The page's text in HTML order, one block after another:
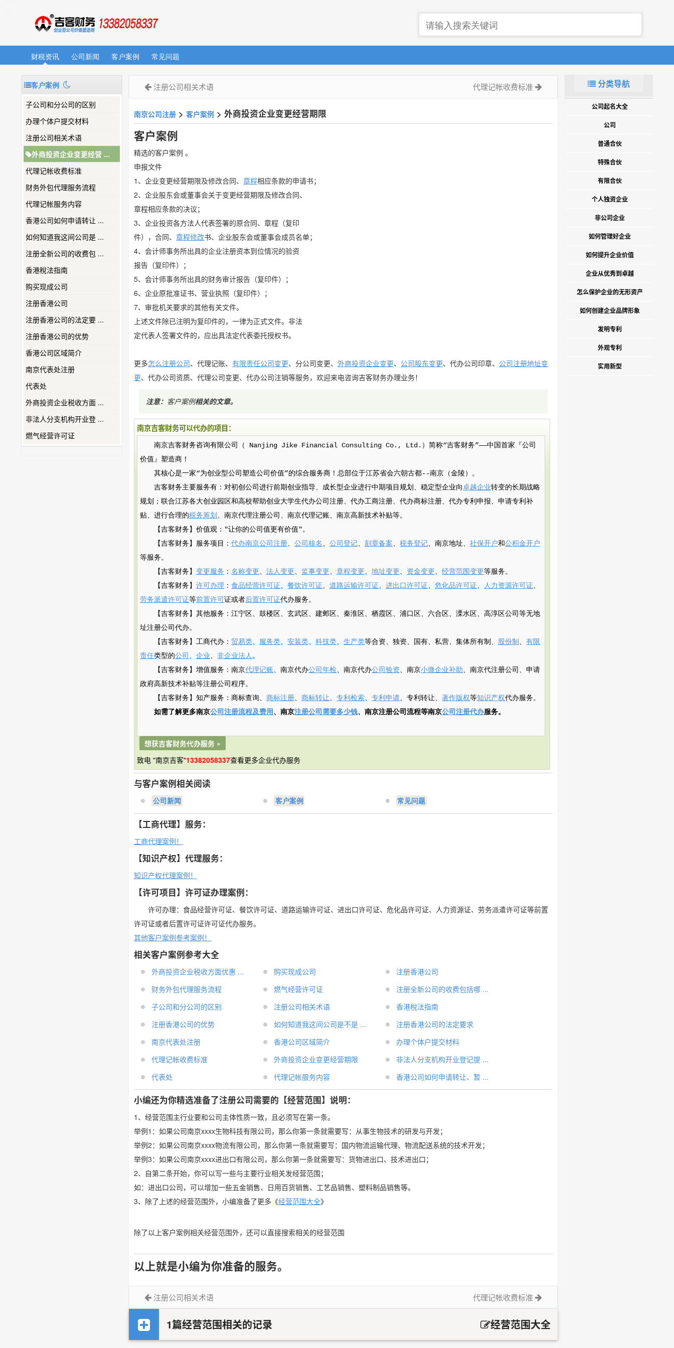
财税资讯 公司新闻 客户案例 常见问题
客户案例
子公司和分公司的区别
办理个体户提交材料
注册公司相关术语
外商投资企业变更经营 ...
代理记帐收费标准
财务外包代理服务流程
代理记帐服务内容
香港公司如何申请转让 ...
如何知道我这间公司是 ...
注册全新公司的收费包 ...
香港稅法指南
购买现成公司
注册香港公司
注册香港公司的法定要 ...
注册香港公司的优势
香港公司区域简介
南京代表处注册
代表处
外商投资企业税收方面 ...
非法人分支机构开业登 ...
燃气经营许可证
注册公司相关术语 代理记帐收费标准
南京公司注册 > 客户案例 > 外商投资企业变更经营期限
客户案例
精选的客户案例 。
申报文件
1、企业变更经营期限及修改合同、章程相应条款的申请书；
2、企业股东会或董事会关于变更经营期限及修改合同、
章程相应条款的决议；
3、企业投资各方法人代表签署的原合同、章程（复印
件），合同、章程修改书、企业股东会或董事会成员名单；
4、会计师事务所出具的企业注册资本到位情况的验资
报告（复印件）；
5、会计师事务所出具的财务审计报告（复印件）；
6、企业原批准证书、营业执照（复印件）；
7、审批机关要求的其他有关文件。
上述文件除已注明为复印件的，一律为正式文件。非法
定代表人签署文件的，应出具法定代表委托授权书。
更多怎么注册公司、代理记账、有限责任公司变更、分公司变更、外商投资企业变更、 公司股东变更、代办公司印章、 公司注册地址变
更、代办公司资质、代理公司变更、代办公司注销等服务，欢迎来电咨询吉客财务办理业务！
注意： 客户案例相关的文章。
南京吉客财务可以代办的项目：
南京吉客财务咨询有限公司（ Nanjing Jike Financial Consulting Co., Ltd.）简称“吉客财务”——中国首家『公司
价值』塑造商！
其核心是一家“为创业型公司塑造公司价值”的综合服务商！总部位于江苏省会六朝古都--南京（金陵）。
吉客财务主要服务有：对初创公司进行前期创业指导、成长型企业进行中期项目规划、稳定型企业向卓越企业转变的长期战略
规划；联合江苏各大创业园区和高校帮助创业大学生代办公司注册、代办工商注册、代办商标注册、代办专利申报、申请专利补
贴、进行合理的税务筹划 、南京代理注册公司、南京代理记账、南京高新技术补贴等。
【吉客财务】价值观："让你的公司值更有价值"。
【吉客财务】服务项目：代办南京公司注册、公司核名、公司登记、刻章备案、税务登记、南京地址、社保开户和公积金开户
等服务。
【吉客财务】变更服务 ：名称变更、法人变更、 监事变更、章程变更、地址变更、 资金变更、经营范围变更等服务。
【吉客财务】许可办理 ：食品经营许可证、餐饮许可证、道路运输许可证、进出口许可证、危化品许可证、 人力资源许可证、
劳务派遣许可证等前置许可证或者后置许可证代办服务。
【吉客财务】其他服务：江宁区、鼓楼区、玄武区、建邺区、秦淮区、栖霞区、浦口区、六合区、溧水区、高淳区公司等无地
址注册公司代办。
【吉客财务】工商代办： 贸易类、 服务类、安装类、科技类、生产类等合资、独资、国有、私营、集体所有制、 股份制 、有限
责任类型的公司 、企业、非企业法人。
【吉客财务】增值服务：南京代理记账、南京代办公司年检、南京代办公司验资、南京小微企业补助、南京代注册公司、申请
政府高新技术补贴等注册公司程序。
【吉客财务】知产服务：商标查询、商标注册、商标转让、专利检索、专利申请、专利转让、著作版权等知识产权代办服务。
如需了解更多南京公司注册流程及费用、南京注册公司需要多少钱、南京注册公司流程等南京公司注册代办服务。
想获吉客财务代办服务 »
致电 "南京吉客"13382058337查看更多企业代办服务
与客户案例相关阅读
公司新闻 客户案例 常见问题
【工商代理】服务：
工商代理案例！
【知识产权】代理服务：
知识产权代理案例！
【许可项目】许可证办理案例：
许可办理：食品经营许可证、餐饮许可证、道路运输许可证、进出口许可证、危化品许可证、人力资源证、劳务派遣许可证等前置
许可证或者后置许可证许可证代办服务。
其他客户案例参考案例！
相关客户案例参考大全
外商投资企业税收方面优惠 ... 购买现成公司
注册香港公司
财务外包代理服务流程
燃气经营许可证
注册全新公司的收费包括哪 ...
子公司和分公司的区别
注册公司相关术语
香港稅法指南
注册香港公司的优势
如何知道我这间公司是不是 ...
注册香港公司的法定要求
南京代表处注册
香港公司区域简介
办理个体户提交材料
代理记帐收费标准
外商投资企业变更经营期限
非法人分支机构开业登记提 ...
代表处
代理记帐服务内容 香港公司如何申请转让、暂 ...
小编还为你精选准备了注册公司需要的【经营范围】说明：
1、经营范围主行业要和公司主体性质一致，且必须写在第一条。
举例1：如果公司南京xxxx生物科技有限公司，那么你第一条就需要写：从事生物技术的研发与开发；
举例2：如果公司南京xxxx物流有限公司，那么你第一条就需要写：国内物流运输代理、物流配送系统的技术开发；
举例3：如果公司南京xxxx进出口有限公司，那么你第一条就需要写：货物进出口、技术进出口；
2、自第二条开始，你可以写一些与主要行业相关发经营范围；
如：进出口公司，可以增加一些五金销售、日用百货销售、工艺品销售、塑料制品销售等。
3、除了上述的经营范围外，小编准备了更多《经营范围大全》
除了以上客户案例相关经营范围外，还可以直接搜索相关的经营范围
以上就是小编为你准备的服务。
注册公司相关术语 代理记帐收费标准
1篇经营范围相关的记录 经营范围大全
分类导航
公司起名大全
公司
普通合伙
特殊合伙
有限合伙
个人独资企业
非公司企业
如何管理好企业
如何提升企业价值
企业从优秀到卓越
怎么保护企业的无形资产
如何创建企业品牌形象
发明专利
外观专利
实用新型